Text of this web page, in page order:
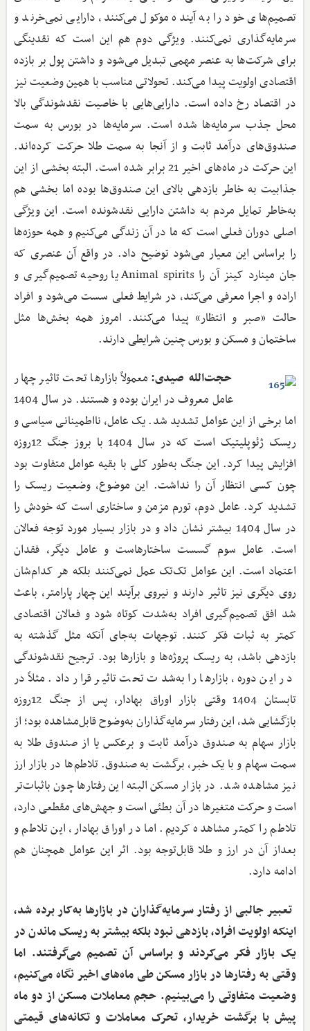
تصمیم‌های خود را به آینده موکول می‌کنند، دارایی نمی‌خرند و
سرمایه‌گذاری نمی‌کنند. ویژگی دوم هم این است که نقدینگی
برای شرکت‌ها به عنصر مهمی تبدیل می‌شود و داشتن پول بر بازده
اقتصادی اولویت پیدا می‌کند. تحولاتی مناسب با همین وضعیت نیز
در اقتصاد رخ داده است. دارایی‌هایی با خاصیت نقدشوندگی بالا
محل جذب سرمایه‌ها شده است. سرمایه‌ها در بورس به سمت
صندوق‌های درآمد ثابت و از آنجا به سمت طلا حرکت کرده‌اند.
این حرکت در ماه‌های اخیر 21 برابر شده است. البته بخشی از این
جذابیت به خاطر بازدهی بالای این صندوق‌ها بوده اما بخشی هم
به‌خاطر تمایل مردم به داشتن دارایی نقدشونده است. این ویژگی
اصلی دوران فعلی است که ما در آن زندگی می‌کنیم و همه حوزه‌ها
را براساس این معیار می‌شود توضیح داد. در واقع آن عنصری که
جان مینارد کینز آن را Animal spirits یا روحیه تصمیم‌گیری و
اراده و اجرا معرفی می‌کند، در شرایط فعلی سست می‌شود و افراد
حالت «صبر و انتظار» پیدا می‌کنند. امروز همه بخش‌ها مثل
ساختمان و مسکن و بورس چنین شرایطی دارند.
حجت‌الله صیدی: معمولاً بازارها تحت تاثیر چهار
عامل معروف در ایران بوده و هستند. در سال 1404
اما برخی از این عوامل تشدید شد. یک عامل، نااطمینانی سیاسی و
ریسک ژئوپلیتیک است که در سال 1404 با بروز جنگ 12روزه
افزایش پیدا کرد. این جنگ به‌طور کلی با بقیه عوامل متفاوت بود
چون کسی انتظار آن را نداشت. این موضوع، وضعیت ریسک را
تشدید کرد. عامل دوم، تورم مزمن و ساختاری است که خودش را
در سال 1404 بیشتر نشان داد و در بازار بسیار مورد توجه فعالان
است. عامل سوم گسست ساختارهاست و عامل دیگر، فقدان
اعتماد است. این عوامل تک‌تک عمل نمی‌کنند بلکه هر کدام‌شان
روی دیگری نیز تاثیر دارند و نیروی برآیند این چهار پارامتر، باعث
شد افق تصمیم‌گیری افراد به‌شدت کوتاه شود و فعالان اقتصادی
کمتر به ثبات فکر کنند. توجهات به‌جای آنکه مثل گذشته به
بازدهی باشد، به ریسک پروژه‌ها و بازارها بود. ترجیح نقدشوندگی
در این دوره، بازارها را به‌شدت تحت تاثیر قرار داد. مثلاً در
تابستان 1404 وقتی بازار اوراق بهادار، پس از جنگ 12روزه
بازگشایی شد، این رفتار سرمایه‌گذاران به‌وضوح قابل‌مشاهده بود؛ از
بازار سهام به صندوق درآمد ثابت و برعکس یا از صندوق طلا به
سمت سهام و با یک خبر، برگشت به صندوق. تلاطم‌ها در بازار ارز
نیز مشاهده شد. در بازار مسکن البته این رفتارها چون باثبات‌تر
است و حرکت متغیرها در آن بطئی است و جهش‌های مقطعی دارد،
تلاطم را کمتر مشاهده کردیم. اما در اوراق بهادار، این تلاطم و
بعداز آن در ارز و طلا قابل‌توجه بود. اثر این عوامل همچنان هم
ادامه دارد.
‌ تعبیر جالبی از رفتار سرمایه‌گذاران در بازارها به‌کار برده شد،
اینکه اولویت افراد،‌ بازدهی نبود بلکه بیشتر به ریسک ماندن در
یک بازار فکر می‌کردند و براساس آن تصمیم می‌گرفتند. اما
وقتی به رفتارها در بازار مسکن طی ماه‌های اخیر نگاه می‌کنیم،
وضعیت متفاوتی را می‌بینیم. حجم معاملات مسکن از دو ماه
پیش با برگشت خریدار، تحرک معاملات و تکانه‌های قیمتی